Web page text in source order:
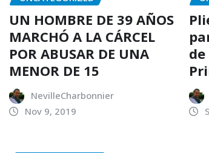
UN HOMBRE DE 39 AÑOS
MARCHÓ A LA CÁRCEL
POR ABUSAR DE UNA
MENOR DE 15
NevilleCharbonnier
Nov 9, 2019